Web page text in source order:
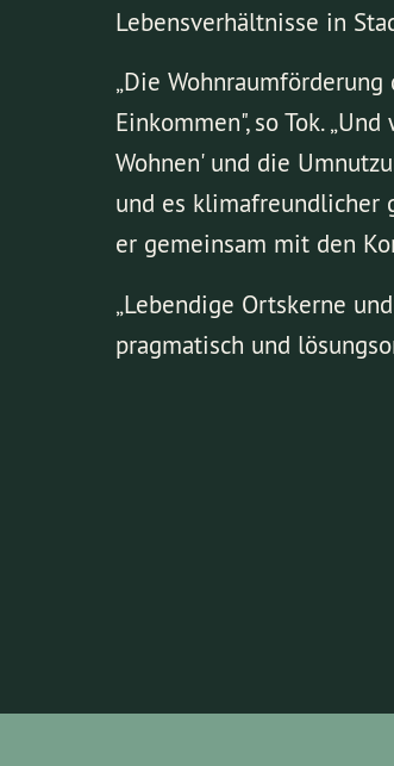
Lebensverhältnisse in
„Die
Einkommen", so Tok.
Wohnen' und die
und es klimafreundlicher
er gemeinsam mit den
„Lebendige Ortskerne
pragmatisch und